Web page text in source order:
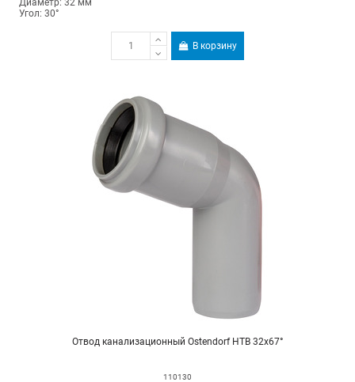
Диаметр: 32 мм
Угол: 30°
В корзину
Отвод канализационный Ostendorf HTB 32х67°
110130